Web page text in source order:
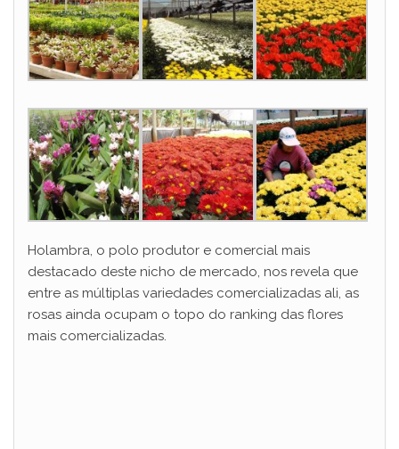
Holambra, o polo produtor e comercial mais
destacado deste nicho de mercado, nos revela que
entre as múltiplas variedades comercializadas ali, as
rosas ainda ocupam o topo do ranking das flores
mais comercializadas.